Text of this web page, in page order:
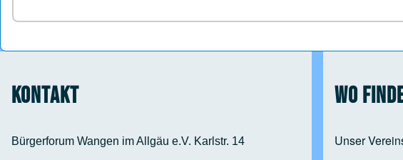
Kontakt
Bürgerforum Wangen im Allgäu e.V. Karlstr. 14
Wo
Unser